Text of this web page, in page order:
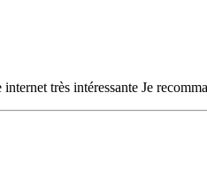
très intéressante Je